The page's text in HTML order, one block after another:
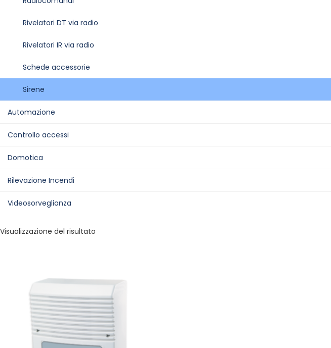
Rivelatori DT via radio
Rivelatori IR via radio
Schede accessorie
Sirene
Automazione
Controllo accessi
Domotica
Rilevazione Incendi
Videosorveglianza
Visualizzazione del risultato